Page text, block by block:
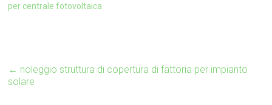
per centrale fotovoltaica
← noleggio struttura di copertura di fattoria per impianto
solare